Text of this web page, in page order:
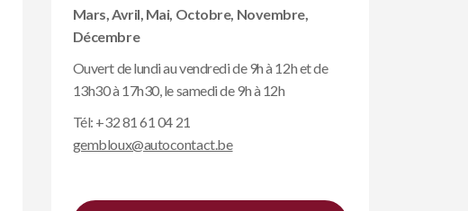
Mars, Avril, Mai, Octobre, Novembre,
Décembre
Ouvert de lundi au vendredi de 9h à 12h et de
13h30 à 17h30, le samedi de 9h à 12h
Tél: +32 81 61 04 21
gembloux@autocontact.be